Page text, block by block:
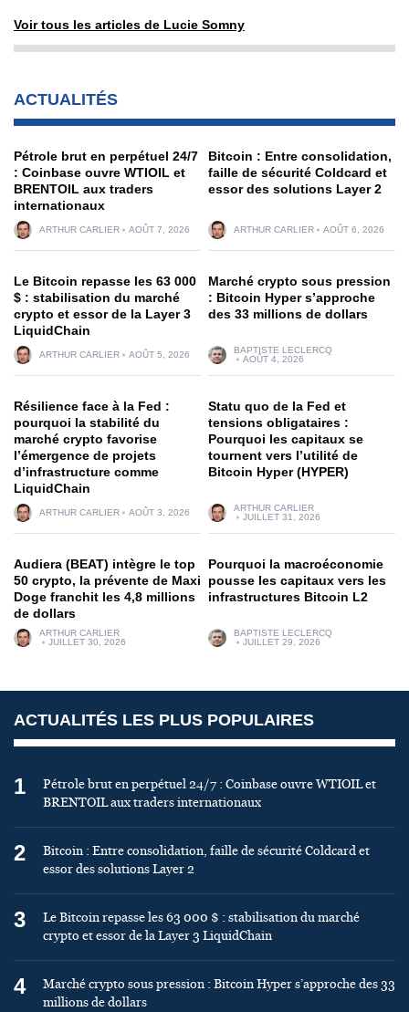
Voir tous les articles de Lucie Somny
ACTUALITÉS
Pétrole brut en perpétuel 24/7
: Coinbase ouvre WTIOIL et
BRENTOIL aux traders
internationaux
ARTHUR CARLIER AOÛT 7, 2026
Bitcoin : Entre consolidation,
faille de sécurité Coldcard et
essor des solutions Layer 2
ARTHUR CARLIER AOÛT 6, 2026
Le Bitcoin repasse les 63 000
$ : stabilisation du marché
crypto et essor de la Layer 3
LiquidChain
ARTHUR CARLIER AOÛT 5, 2026
Marché crypto sous pression
: Bitcoin Hyper s’approche
des 33 millions de dollars
BAPTISTE LECLERCQ
AOÛT 4, 2026
Résilience face à la Fed :
pourquoi la stabilité du
marché crypto favorise
l’émergence de projets
d’infrastructure comme
LiquidChain
ARTHUR CARLIER AOÛT 3, 2026
Statu quo de la Fed et
tensions obligataires :
Pourquoi les capitaux se
tournent vers l’utilité de
Bitcoin Hyper (HYPER)
ARTHUR CARLIER
JUILLET 31, 2026
Audiera (BEAT) intègre le top
50 crypto, la prévente de Maxi
Doge franchit les 4,8 millions
de dollars
ARTHUR CARLIER
JUILLET 30, 2026
Pourquoi la macroéconomie
pousse les capitaux vers les
infrastructures Bitcoin L2
BAPTISTE LECLERCQ
JUILLET 29, 2026
ACTUALITÉS LES PLUS POPULAIRES
1
Pétrole brut en perpétuel 24/7 : Coinbase ouvre WTIOIL et
BRENTOIL aux traders internationaux
2
Bitcoin : Entre consolidation, faille de sécurité Coldcard et
essor des solutions Layer 2
3
Le Bitcoin repasse les 63 000 $ : stabilisation du marché
crypto et essor de la Layer 3 LiquidChain
4
Marché crypto sous pression : Bitcoin Hyper s’approche des 33
millions de dollars